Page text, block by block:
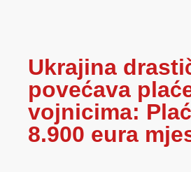
Ukrajina
povećava
vojnicima:
8.900 eura